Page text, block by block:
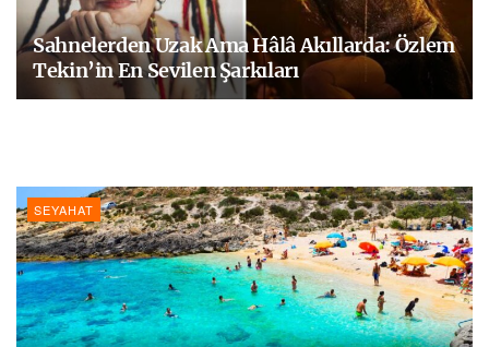
Sahnelerden Uzak Ama Hâlâ Akıllarda: Özlem
Tekin’in En Sevilen Şarkıları
SEYAHAT